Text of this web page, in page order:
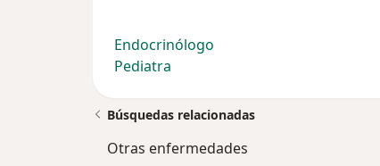
Endocrinólogo
Pediatra
Búsquedas relacionadas
Otras enfermedades